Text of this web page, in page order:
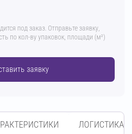
под заказ. Отправьте заявку,
по кол-ву упаковок, площади (м²)
заявку
ЛОГИСТИКА